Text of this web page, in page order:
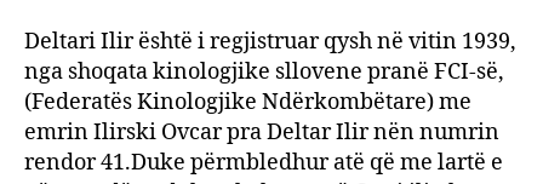
Deltari Ilir është i regjistruar qysh në vitin 1939,
nga shoqata kinologjike sllovene pranë FCI-së,
(Federatës Kinologjike Ndërkombëtare) me
emrin Ilirski Ovcar pra Deltar Ilir nën numrin
rendor 41.Duke përmbledhur atë që me lartë e